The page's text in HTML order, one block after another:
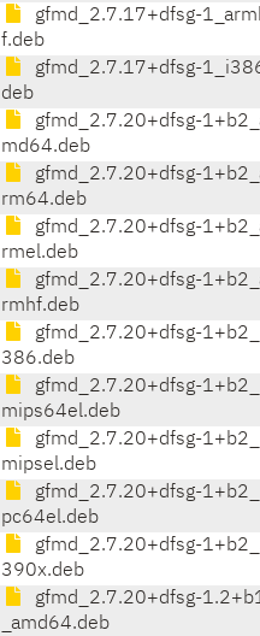
gfmd_2.7.17+dfsg-
f.deb
gfmd_2.7.17+dfsg-
deb
gfmd_2.7.20+dfsg-
md64.deb
gfmd_2.7.20+dfsg-
rm64.deb
gfmd_2.7.20+dfsg-
rmel.deb
gfmd_2.7.20+dfsg-
rmhf.deb
gfmd_2.7.20+dfsg-
386.deb
gfmd_2.7.20+dfsg-1+b2_
mips64el.deb
gfmd_2.7.20+dfsg-1+b2_
mipsel.deb
gfmd_2.7.20+dfsg-
pc64el.deb
gfmd_2.7.20+dfsg-
390x.deb
gfmd_2.7.20+dfsg-
_amd64.deb